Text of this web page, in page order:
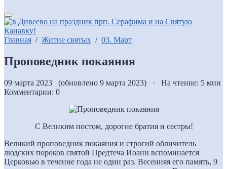
Главная / Житие святых / 03. Март
Проповедник покаяния
09 марта 2023 (обновлено 9 марта 2023) · На чтение: 5 мин
Комментарии: 0
С Великим постом, дорогие братия и сестры!
Великий проповедник покаяния и строгий обличитель
людских пороков святой Предтеча Иоанн вспоминается
Церковью в течение года не один раз. Весенняя его память, 9